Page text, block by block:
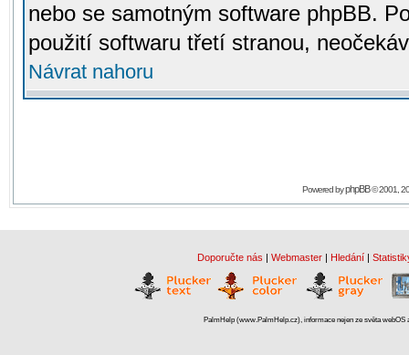
nebo se samotným software phpBB.
použití softwaru třetí stranou,
Návrat nahoru
Powered byphpBB© 2001,
Doporučte nás | Webmaster | Hledání |
PalmHelp (www.PalmHelp.cz), informace nejen ze světa